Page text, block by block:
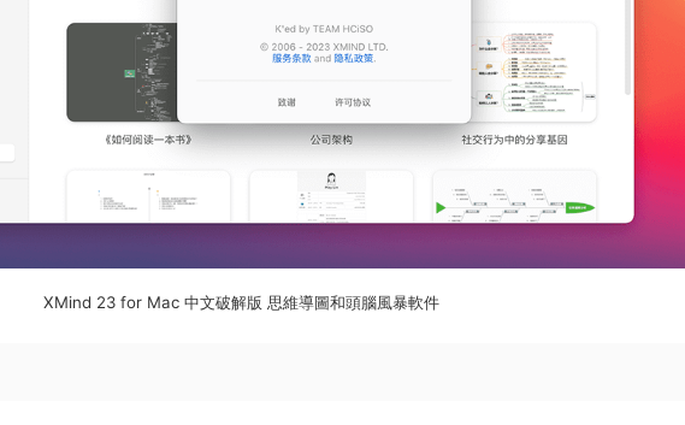
XMind 23 for Mac 中文破解版 思維導圖和頭腦風暴軟件